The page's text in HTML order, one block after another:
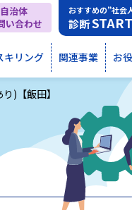
キリング 関連事業 お
おすすめの”社会
診断
治体
い合わせ
)【飯田】